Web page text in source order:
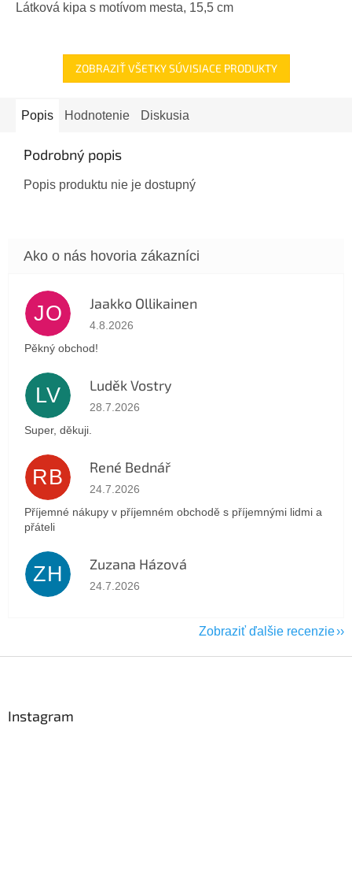
Látková kipa s motívom mesta, 15,5 cm
ZOBRAZIŤ VŠETKY SÚVISIACE PRODUKTY
Popis Hodnotenie Diskusia
Podrobný popis
Popis produktu nie je dostupný
JO Jaakko Ollikainen
Hodnotenie obchodu je 5 z 5 hviezdičiek.
4.8.2026
Pěkný obchod!
LV Luděk Vostry
Hodnotenie obchodu je 5 z 5 hviezdičiek.
28.7.2026
Super, děkuji.
RB René Bednář
Hodnotenie obchodu je 5 z 5 hviezdičiek.
24.7.2026
Příjemné nákupy v příjemném obchodě s příjemnými lidmi a
přáteli
ZH Zuzana Házová
Hodnotenie obchodu je 5 z 5 hviezdičiek.
24.7.2026
Zobraziť ďalšie recenzie
Instagram